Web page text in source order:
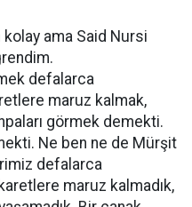
kolay ama Said Nursi
defalarca
maruz kalmak,
görmek demekti.
Ne ben ne de Mürşit
defalarca
maruz kalmadık,